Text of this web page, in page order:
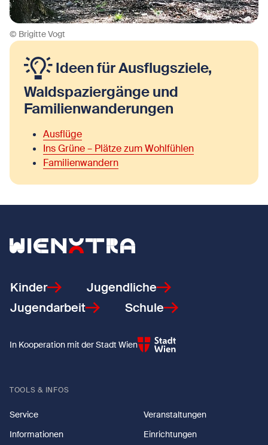
© Brigitte Vogt
Ideen für Ausflugsziele,
Waldspaziergänge und
Familienwanderungen
Ausflüge
Ins Grüne – Plätze zum Wohlfühlen
Familienwandern
Zurück zur Startseite
Kinder
Jugendliche
Jugendarbeit
Schule
In Kooperation mit der Stadt Wien
TOOLS & INFOS
Service
Veranstaltungen
Informationen
Einrichtungen